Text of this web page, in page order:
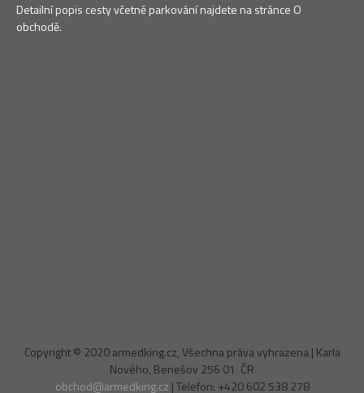
Detailní popis cesty včetně parkování najdete na stránce O
obchodě.
Copyright © 2020 armedking.cz, Všechna práva vyhrazena | Karla
Nového, Benešov 256 01 ČR
obchod@armedking.cz | Telefon: +420 602 538 278